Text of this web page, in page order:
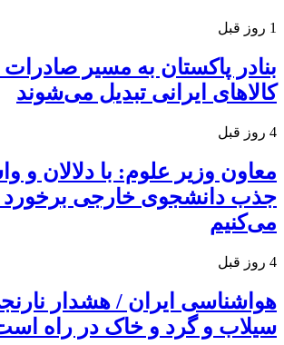
1 روز قبل
بنادر پاکستان به مسیر
کالاهای ایرانی تبدیل می‌شوند
4 روز قبل
معاون وزیر علوم: با دلالان و
جذب دانشجوی خارجی برخورد
می‌کنیم
4 روز قبل
هواشناسی ایران / هشدار
سیلاب و گرد و خاک در راه